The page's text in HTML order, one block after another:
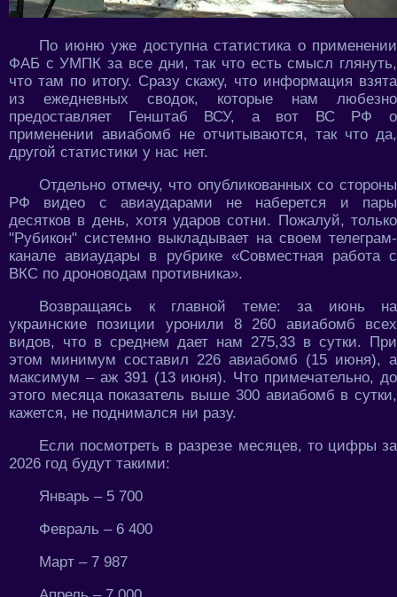
По июню уже доступна статистика о применении
ФАБ с УМПК за все дни, так что есть смысл глянуть,
что там по итогу. Сразу скажу, что информация взята
из ежедневных сводок, которые нам любезно
предоставляет Генштаб ВСУ, а вот ВС РФ о
применении авиабомб не отчитываются, так что да,
другой статистики у нас нет.
Отдельно отмечу, что опубликованных со стороны
РФ видео с авиаударами не наберется и пары
десятков в день, хотя ударов сотни. Пожалуй, только
"Рубикон" системно выкладывает на своем телеграм-
канале авиаудары в рубрике «Совместная работа с
ВКС по дроноводам противника».
Возвращаясь к главной теме: за июнь на
украинские позиции уронили 8 260 авиабомб всех
видов, что в среднем дает нам 275,33 в сутки. При
этом минимум составил 226 авиабомб (15 июня), а
максимум – аж 391 (13 июня). Что примечательно, до
этого месяца показатель выше 300 авиабомб в сутки,
кажется, не поднимался ни разу.
Если посмотреть в разрезе месяцев, то цифры за
2026 год будут такими:
Январь – 5 700
Февраль – 6 400
Март – 7 987